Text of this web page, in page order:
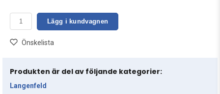
Lägg i kundvagnen
Önskelista
Produkten är del av följande kategorier:
Langenfeld